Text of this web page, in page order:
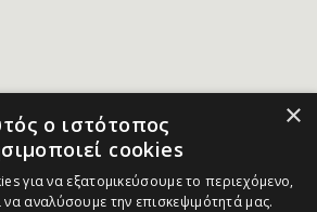
×
ο ιστότοπος
cookies
για να εξατομικεύσουμε το περιεχόμενο,
να αναλύσουμε την επισκεψιμότητά μας.